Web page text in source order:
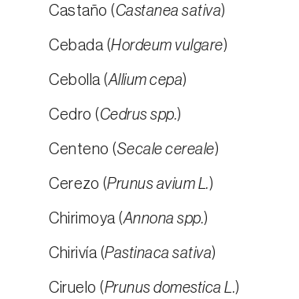
Castaño (Castanea sativa)
Cebada (Hordeum vulgare)
Cebolla (Allium cepa)
Cedro (Cedrus spp.)
Centeno (Secale cereale)
Cerezo (Prunus avium L.)
Chirimoya (Annona spp.)
Chirivía (Pastinaca sativa)
Ciruelo (Prunus domestica L.)